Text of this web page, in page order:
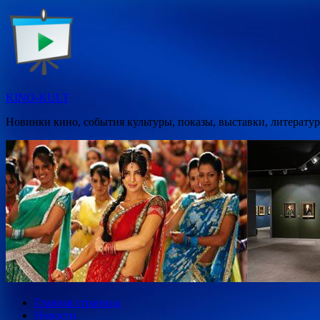
Перейти
к
содержимому
KINO-KULT
Новинки кино, события культуры, показы, выставки,
Главная страница
Новости